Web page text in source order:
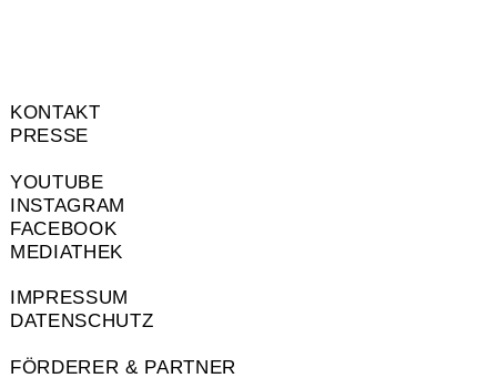
KONTAKT
PRESSE
YOUTUBE
INSTAGRAM
FACEBOOK
MEDIATHEK
IMPRESSUM
DATENSCHUTZ
FÖRDERER & PARTNER